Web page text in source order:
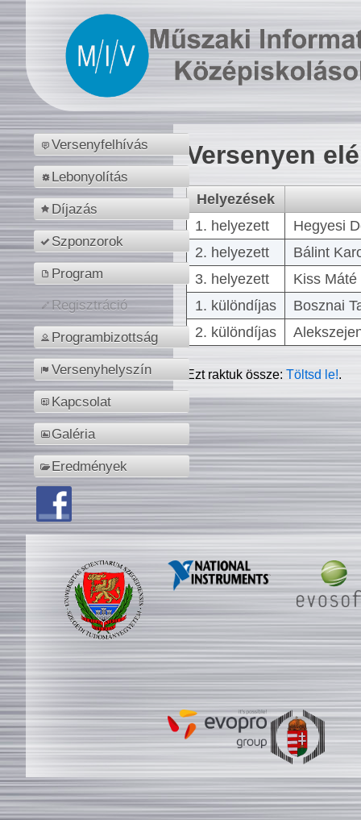
Versenyfelhívás
Lebonyolítás
Díjazás
Szponzorok
Program
Regisztráció
Programbizottság
Versenyhelyszín
Kapcsolat
Galéria
Eredmények
Versenyen
Helyezések
1. helyezett
Hegyesi
2. helyezett
Bálint
3. helyezett
Kiss
1. különdíjas
Bosznai
2. különdíjas
Ezt raktuk össze:Töltsd le!.